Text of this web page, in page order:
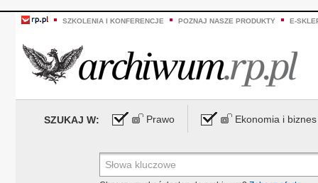
SZKOLENIA I KONFERENCJE POZNAJ NASZE PRODUKTY E-
SZUKAJ W: Prawo Ekonomia i biznes